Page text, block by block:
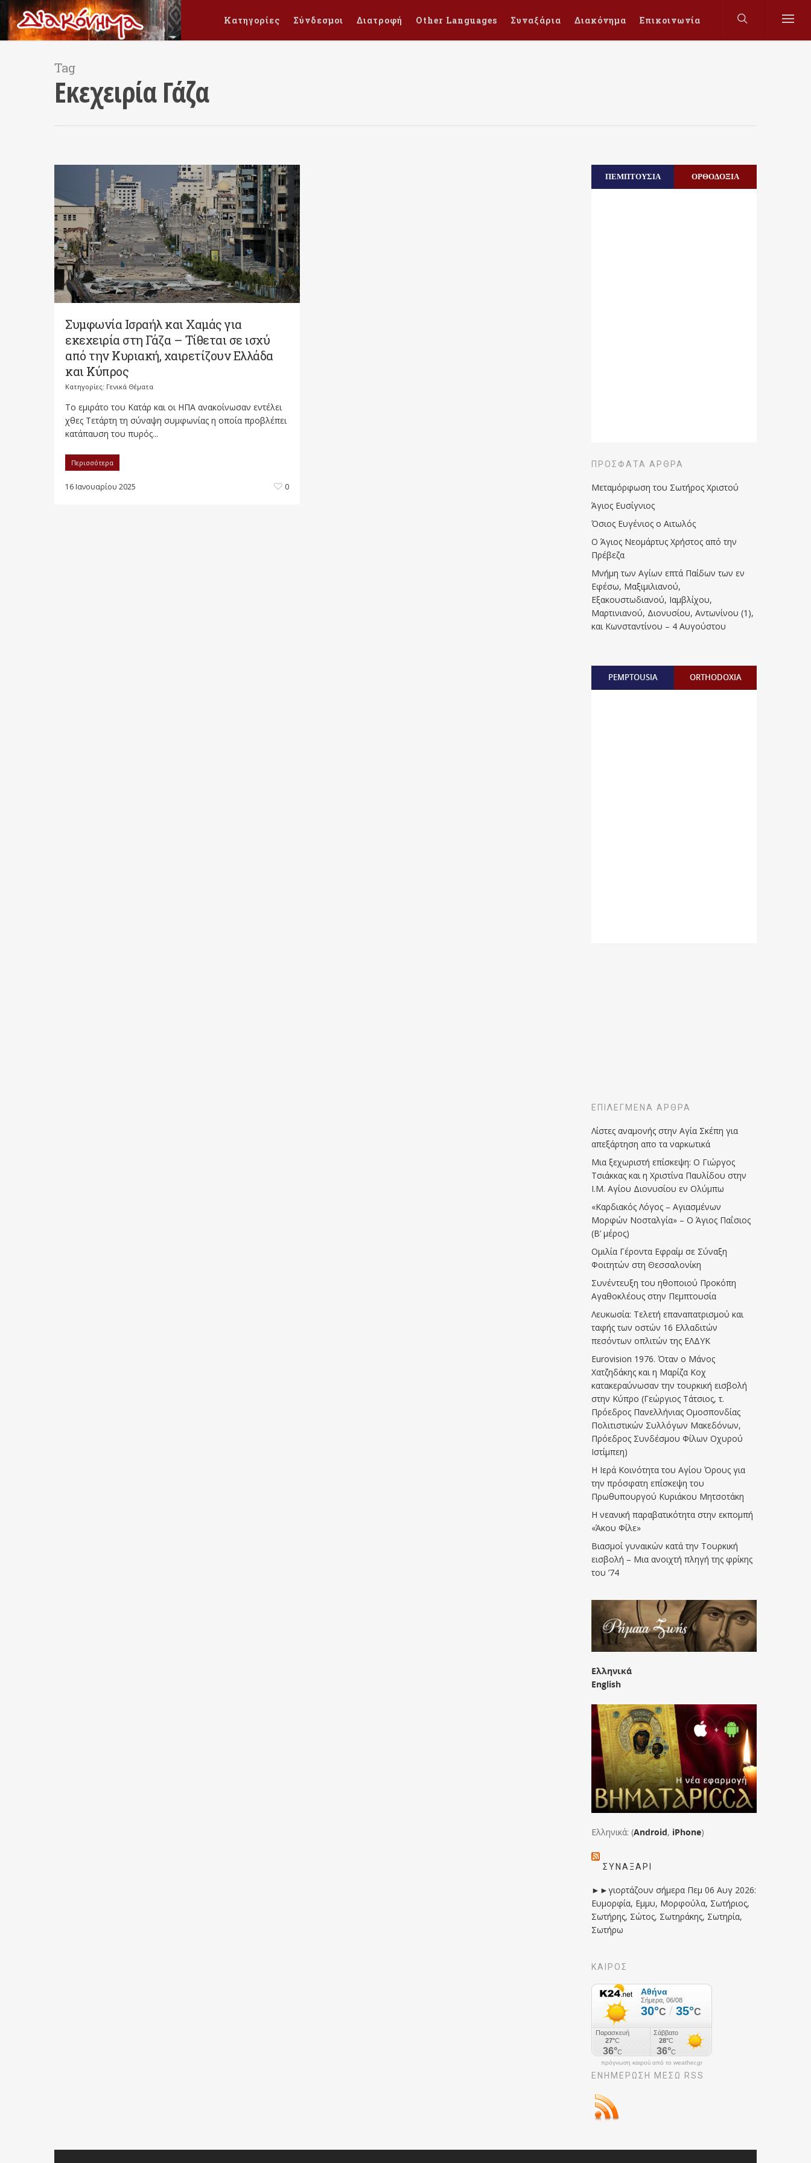
Κατηγορίες Σύνδεσμοι Διατροφή Other Languages Συναξάρια Διακόνημα Επικοινωνία
Tag
Εκεχειρία Γάζα
Συμφωνία Ισραήλ και Χαμάς για
εκεχειρία στη Γάζα – Τίθεται σε ισχύ
από την Κυριακή, χαιρετίζουν Ελλάδα
και Κύπρος
Κατηγορίες: Γενικά Θέματα
Το εμιράτο του Κατάρ και οι ΗΠΑ ανακοίνωσαν εντέλει
χθες Τετάρτη τη σύναψη συμφωνίας η οποία προβλέπει
κατάπαυση του πυρός...
Περισσότερα
16 Ιανουαρίου 2025 0
ΠΕΜΠΤΟΥΣΙΑ ΟΡΘΟΔΟΞΙΑ
ΠΡΌΣΦΑΤΑ ΆΡΘΡΑ
Μεταμόρφωση του Σωτήρος Χριστού
Άγιος Ευσίγνιος
Όσιος Ευγένιος ο Αιτωλός
Ο Άγιος Νεομάρτυς Χρήστος από την
Πρέβεζα
Μνήμη των Aγίων επτά Παίδων των εν
Eφέσω, Mαξιμιλιανού,
Eξακουστωδιανού, Iαμβλίχου,
Mαρτινιανού, Διονυσίου, Aντωνίνου (1),
και Kωνσταντίνου – 4 Αυγούστου
PEMPTOUSIA ORTHODOXIA
ΕΠΙΛΕΓΜΈΝΑ ΆΡΘΡΑ
Λίστες αναμονής στην Αγία Σκέπη για
απεξάρτηση απο τα ναρκωτικά
Μια ξεχωριστή επίσκεψη: Ο Γιώργος
Τσιάκκας και η Χριστίνα Παυλίδου στην
Ι.Μ. Αγίου Διονυσίου εν Ολύμπω
«Καρδιακός Λόγος – Αγιασμένων
Μορφών Νοσταλγία» – Ο Άγιος Παΐσιος
(Β’ μέρος)
Ομιλία Γέροντα Εφραίμ σε Σύναξη
Φοιτητών στη Θεσσαλονίκη
Συνέντευξη του ηθοποιού Προκόπη
Αγαθοκλέους στην Πεμπτουσία
Λευκωσία: Τελετή επαναπατρισμού και
ταφής των οστών 16 Ελλαδιτών
πεσόντων οπλιτών της ΕΛΔΥΚ
Eurovision 1976. Όταν ο Μάνος
Χατζηδάκης και η Μαρίζα Κοχ
κατακεραύνωσαν την τουρκική εισβολή
στην Κύπρο (Γεώργιος Τάτσιος, τ.
Πρόεδρος Πανελλήνιας Ομοσπονδίας
Πολιτιστικών Συλλόγων Μακεδόνων,
Πρόεδρος Συνδέσμου Φίλων Οχυρού
Ιστίμπεη)
Η Ιερά Κοινότητα του Αγίου Όρους για
την πρόσφατη επίσκεψη του
Πρωθυπουργού Κυριάκου Μητσοτάκη
Η νεανική παραβατικότητα στην εκπομπή
«Άκου Φίλε»
Βιασμοί γυναικών κατά την Τουρκική
εισβολή – Μια ανοιχτή πληγή της φρίκης
του ’74
Ελληνικά
English
Ελληνικά: (Android, iPhone)
ΣΥΝΑΞΆΡΙ
►►γιορτάζουν σήμερα Πεμ 06 Αυγ 2026:
Ευμορφία, Εμμυ, Μορφούλα, Σωτήριος,
Σωτήρης, Σώτος, Σωτηράκης, Σωτηρία,
Σωτήρω
ΚΑΙΡΟΣ
πρόγνωση καιρού από το weather.gr
ΕΝΗΜΈΡΩΣΉ ΜΕΣΩ RSS